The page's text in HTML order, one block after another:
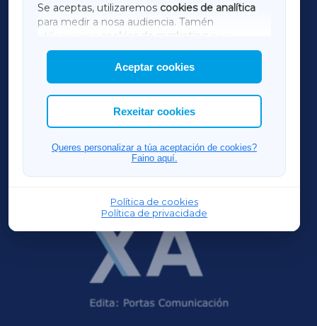
Se aceptas, utilizaremos cookies de analítica
para medir a nosa audiencia. Tamén
utilizaremos
cookies de marketing
mostrar publicidade de terceiros.
Así mesmo, podes personalizar a elección das
cookies que desexas permitir.
Aceptar cookies
Rexeitar cookies
Queres personalizar a túa aceptación de cookies?
Faino aquí.
Política de cookies
Política de privacidade
AMARIÑAXA
RIBEIRASACRAXA
ACORUÑAXA
FERROLXA
OURENSEXA